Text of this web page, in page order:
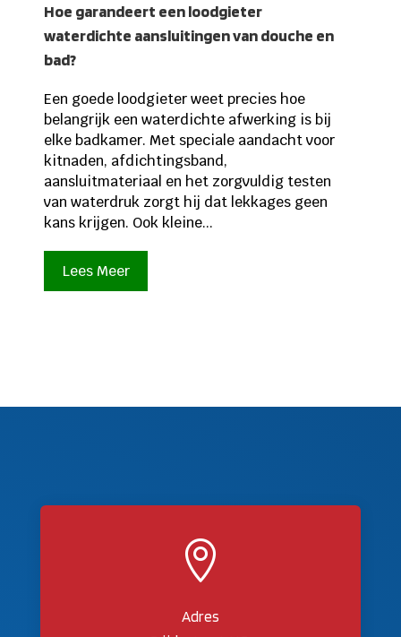
Hoe garandeert een loodgieter
waterdichte aansluitingen van douche en
bad?
Een goede loodgieter weet precies hoe
belangrijk een waterdichte afwerking is bij
elke badkamer. Met speciale aandacht voor
kitnaden, afdichtingsband,
aansluitmateriaal en het zorgvuldig testen
van waterdruk zorgt hij dat lekkages geen
kans krijgen. Ook kleine...
Lees Meer

Adres